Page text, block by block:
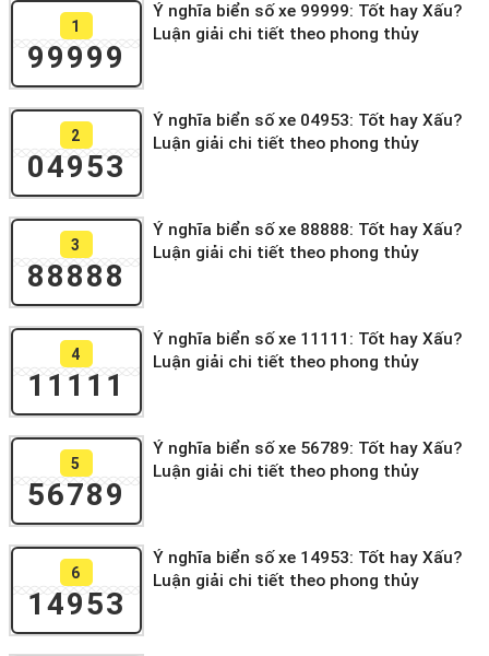
1
99999
Ý nghĩa biển số xe 99999: Tốt hay Xấu?
Luận giải chi tiết theo phong thủy
2
04953
Ý nghĩa biển số xe 04953: Tốt hay Xấu?
Luận giải chi tiết theo phong thủy
3
88888
Ý nghĩa biển số xe 88888: Tốt hay Xấu?
Luận giải chi tiết theo phong thủy
4
11111
Ý nghĩa biển số xe 11111: Tốt hay Xấu?
Luận giải chi tiết theo phong thủy
5
56789
Ý nghĩa biển số xe 56789: Tốt hay Xấu?
Luận giải chi tiết theo phong thủy
6
14953
Ý nghĩa biển số xe 14953: Tốt hay Xấu?
Luận giải chi tiết theo phong thủy